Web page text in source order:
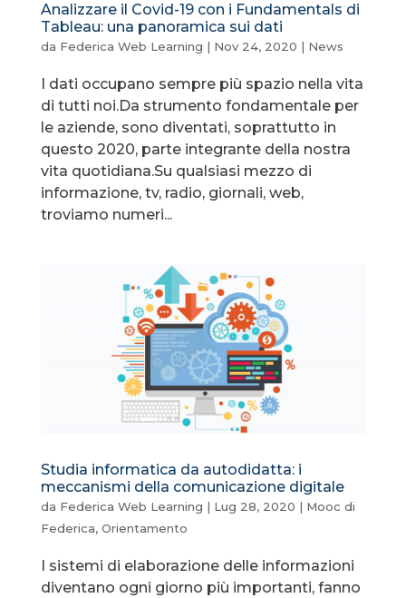
Analizzare il Covid-19 con i Fundamentals di
Tableau: una panoramica sui dati
da Federica Web Learning | Nov 24, 2020 | News
I dati occupano sempre più spazio nella vita
di tutti noi.Da strumento fondamentale per
le aziende, sono diventati, soprattutto in
questo 2020, parte integrante della nostra
vita quotidiana.Su qualsiasi mezzo di
informazione, tv, radio, giornali, web,
troviamo numeri...
Studia informatica da autodidatta: i
meccanismi della comunicazione digitale
da Federica Web Learning | Lug 28, 2020 | Mooc di
Federica, Orientamento
I sistemi di elaborazione delle informazioni
diventano ogni giorno più importanti, fanno